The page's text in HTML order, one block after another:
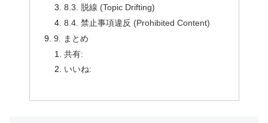
8.3. 脱線 (Topic Drifting)
8.4. 禁止事項違反 (Prohibited Content)
9. まとめ
共有:
いいね: